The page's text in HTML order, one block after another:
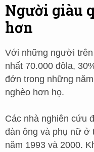
Người giàu
hơn
Với những người
nhất 70.000 đôla,
đớn trong những
nghèo hơn họ.
Các nhà nghiên cứu
đàn ông và phụ nữ ở
năm 1993 và 2000.